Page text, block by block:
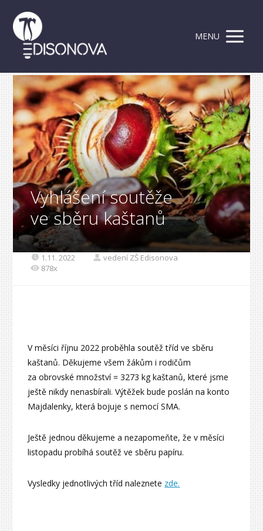
MENU
Vyhlášení soutěže
ve sběru kaštanů
1.11. 2022
vedení ZŠ Edisonova
878x
V měsíci říjnu 2022 proběhla soutěž tříd ve sběru
kaštanů. Děkujeme všem žákům i rodičům
za obrovské množství = 3273 kg kaštanů, které jsme
ještě nikdy nenasbírali. Výtěžek bude poslán na konto
Majdalenky, která bojuje s nemocí SMA.
Ještě jednou děkujeme a nezapomeňte, že v měsíci
listopadu probíhá soutěž ve sběru papíru.
Vysledky jednotlivých tříd naleznete zde.